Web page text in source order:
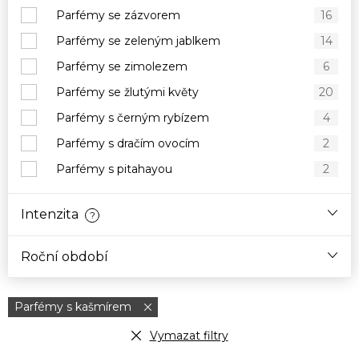
Parfémy se zázvorem
16
Parfémy se zeleným jablkem
14
Parfémy se zimolezem
6
Parfémy se žlutými květy
20
Parfémy s černým rybízem
4
Parfémy s dračím ovocím
2
Parfémy s pitahayou
2
Intenzita ?
Roční období
Parfémy s kašmírem
Vymazat filtry